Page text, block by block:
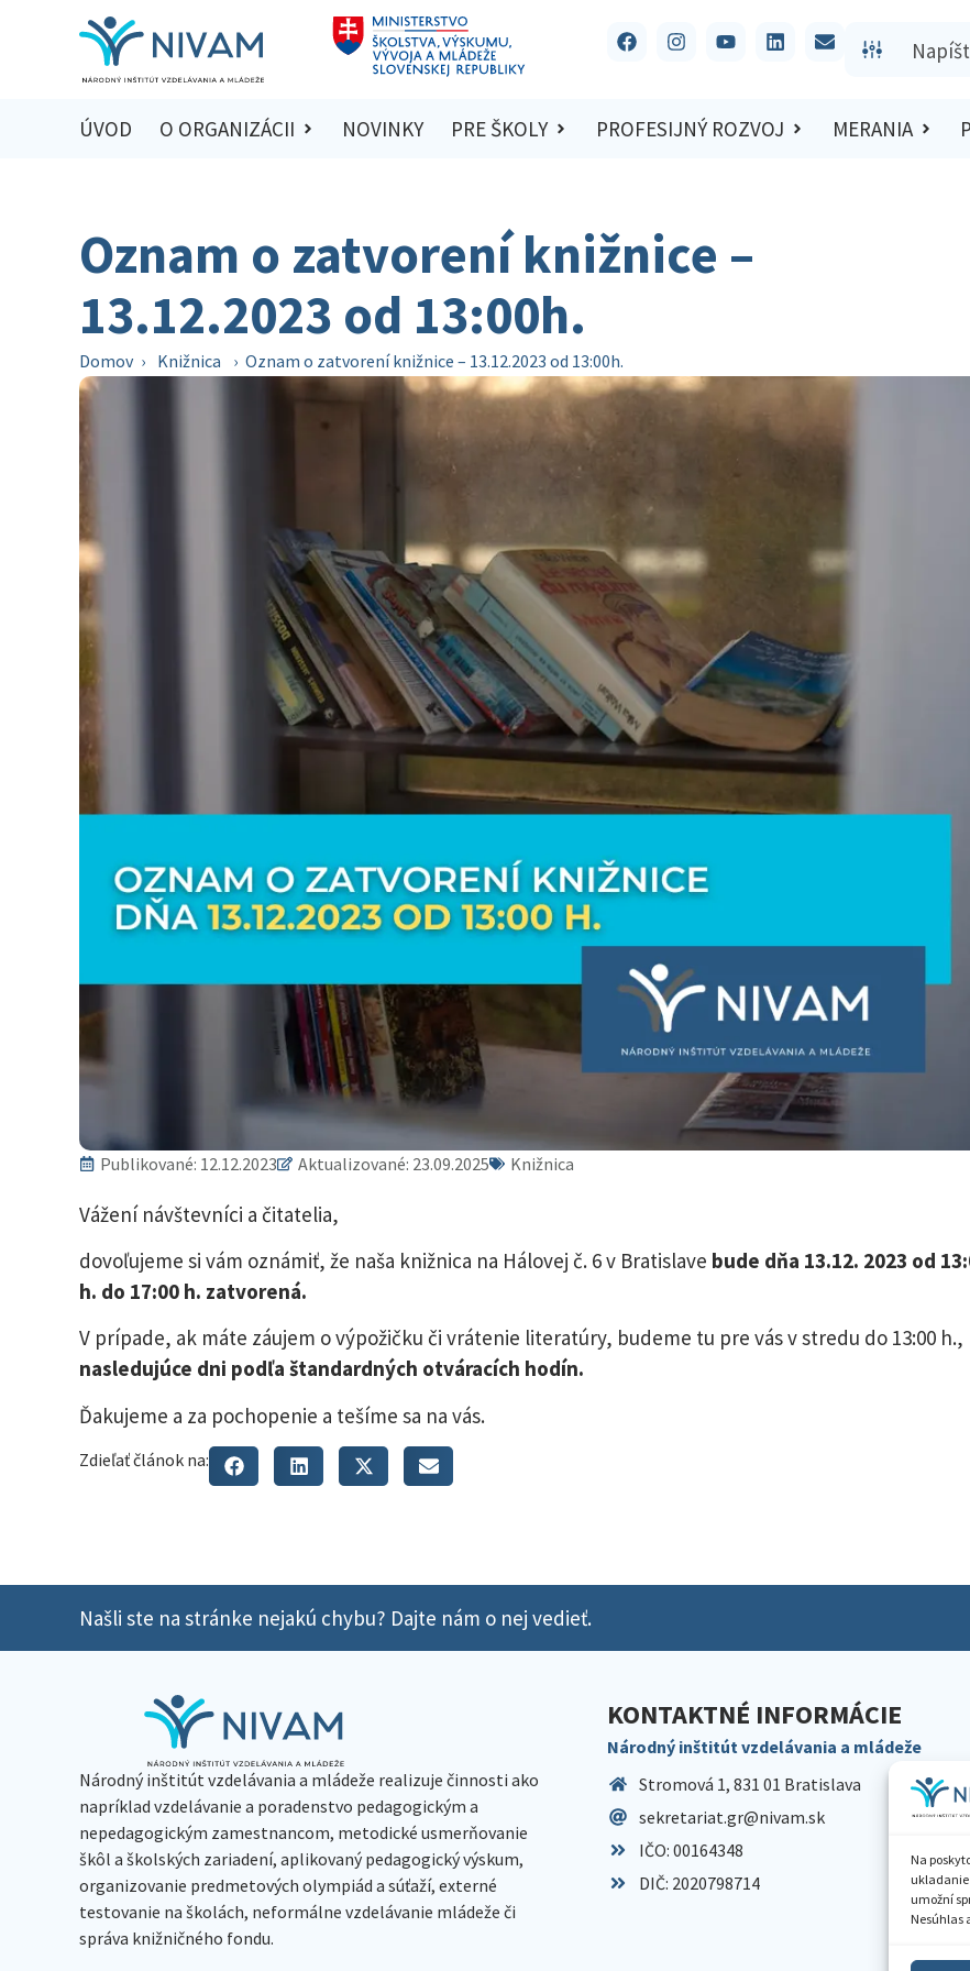
Na
umožní
Nesúhlas
ÚVOD O ORGANIZÁCII NOVINKY PRE ŠKOLY PROFESIJNÝ ROZVOJ MERANIA
Oznam o zatvorení knižnice –
13.12.2023 od 13:00h.
Domov › Knižnica › Oznam o zatvorení knižnice – 13.12.2023 od 13:00h.
Publikované: 12.12.2023 Aktualizované: 23.09.2025 Knižnica
Vážení návštevníci a čitatelia,
dovoľujeme si vám oznámiť, že naša knižnica na Hálovej č. 6 v Bratislave bude dňa 13.12. 2023 od
h. do 17:00 h. zatvorená.
V prípade, ak máte záujem o výpožičku či vrátenie literatúry, budeme tu pre vás v stredu do 13:00 h.,
nasledujúce dni podľa štandardných otváracích hodín.
Ďakujeme a za pochopenie a tešíme sa na vás.
Zdieľať článok na:
Našli ste na stránke nejakú chybu? Dajte nám o nej vedieť.
Národný inštitút vzdelávania a mládeže realizuje činnosti ako
napríklad vzdelávanie a poradenstvo pedagogickým a
nepedagogickým zamestnancom, metodické usmerňovanie
škôl a školských zariadení, aplikovaný pedagogický výskum,
organizovanie predmetových olympiád a súťaží, externé
testovanie na školách, neformálne vzdelávanie mládeže či
správa knižničného fondu.
KONTAKTNÉ INFORMÁCIE
Národný inštitút vzdelávania a mládeže
Stromová 1, 831 01 Bratislava
sekretariat.gr@nivam.sk
IČO: 00164348
DIČ: 2020798714